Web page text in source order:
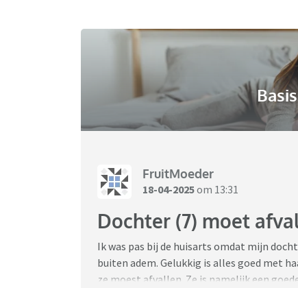
FruitMoeder
18-04-2025om 13:31
Dochter (7) moet
Ik was pas bij de huisarts omdat mijn
buiten adem. Gelukkig is alles goed met
ze moest afvallen. Ze is namelijk een